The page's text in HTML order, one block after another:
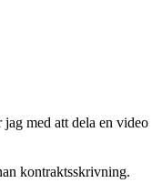
med att dela en video
kontraktsskrivning.